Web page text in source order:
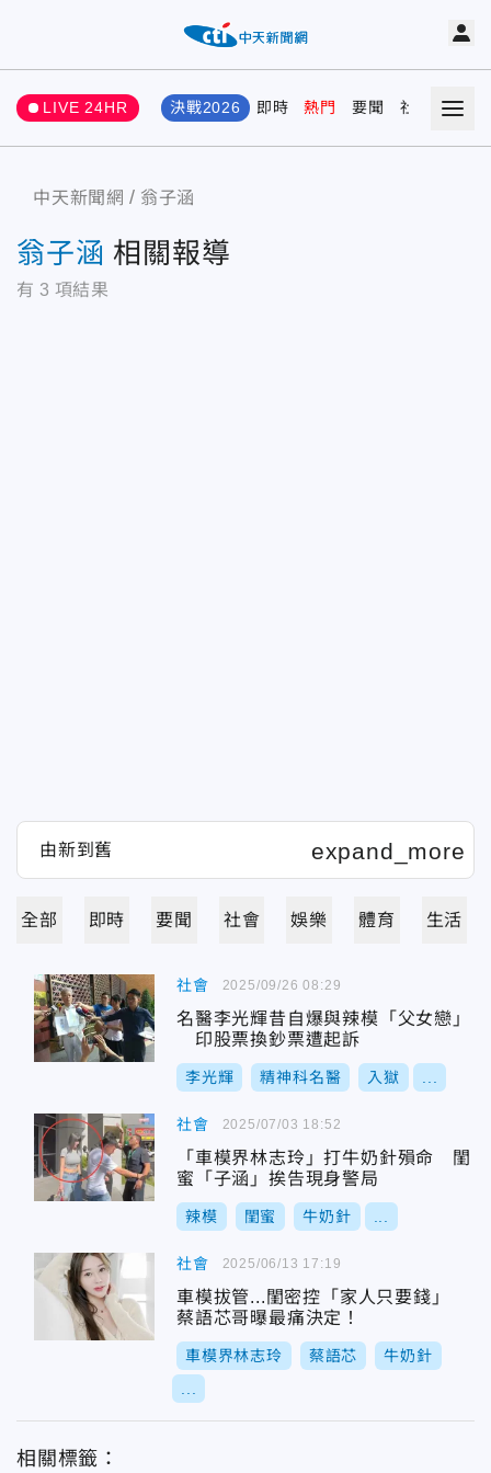
LIVE 24HR 決戰2026 即時 熱門 要聞 社會 娛樂
中天新聞網 翁子涵
翁子涵 相關報導
有 3 項結果
全部 即時 要聞 社會 娛樂 體育 生活
社會
名醫李光輝昔自爆與辣模「父女戀」
印股票換鈔票遭起訴
李光輝 精神科名醫 入獄
2025/09/26 08:29
社會
「車模界林志玲」打牛奶針殞命 閨
蜜「子涵」挨告現身警局
辣模 閨蜜 牛奶針
2025/07/03 18:52
社會
車模拔管...閨密控「家人只要錢」
蔡語芯哥曝最痛決定！
車模界林志玲 蔡語芯 牛奶針
2025/06/13 17:19
相關標籤：